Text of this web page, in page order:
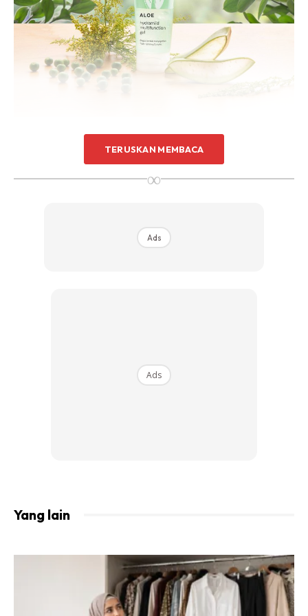
Merawat kulit yang merah akibat iritasi
dari polusi dan sengatan matahari
Nature Republic. Produk ini memiliki tekstur gel yang lebih
pekat sehingga memerlukan waktu lama untuk meresap di
enak dan efek menyegarkan terasa setelah pemakaian.
TERUSKAN MEMBACA
∞
Ads
Ads
Yang lain